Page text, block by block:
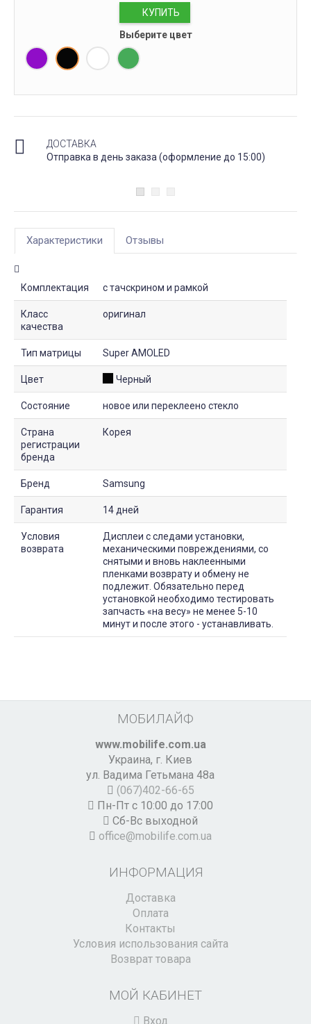
КУПИТЬ
Выберите цвет
ДОСТАВКА
Отправка в день заказа (оформление до 15:00)
Характеристики Отзывы
Комплектация с тачскрином и рамкой
Класс
качества
оригинал
Тип матрицы Super AMOLED
Цвет Черный
Состояние новое или переклеено стекло
Страна
регистрации
бренда
Корея
Бренд Samsung
Гарантия 14 дней
Условия
возврата
Дисплеи с следами установки,
механическими повреждениями, со
снятыми и вновь наклеенными
пленками возврату и обмену не
подлежит. Обязательно перед
установкой необходимо тестировать
запчасть «на весу» не менее 5-10
минут и после этого - устанавливать.
МОБИЛАЙФ
www.mobilife.com.ua
Украина, г. Киев
ул. Вадима Гетьмана 48а
(067)402-66-65
Пн-Пт с 10:00 до 17:00
Сб-Вс выходной
office@mobilife.com.ua
ИНФОРМАЦИЯ
Доставка
Оплата
Контакты
Условия использования сайта
Возврат товара
МОЙ КАБИНЕТ
Вход